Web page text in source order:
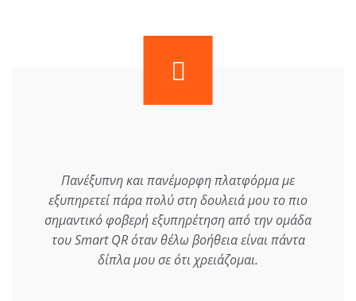
Πανέξυπνη και πανέμορφη πλατφόρμα με
εξυπηρετεί πάρα πολύ στη δουλειά μου το πιο
σημαντικό φοβερή εξυπηρέτηση από την ομάδα
του Smart QR όταν θέλω βοήθεια είναι πάντα
δίπλα μου σε ότι χρειάζομαι.